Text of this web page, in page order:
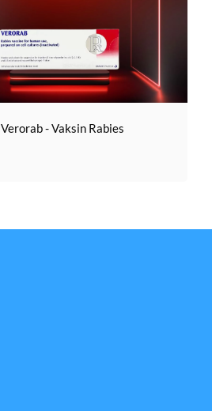
Verorab - Vaksin Rabies